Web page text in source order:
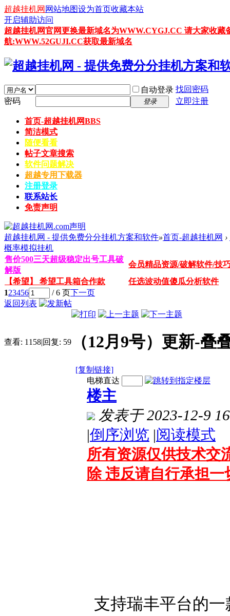
超越挂机网 网站地图设为首页收藏本站
开启辅助访问
超越挂机网官网更换最新域名为WWW.CYGJ.CC 请大家收
航:WWW.52GUJI.CC获取最新域名
自动登录 找回密码
密码
登录 立即注册
首页-超越挂机网BBS
简洁模式
随便看看
帖子文章搜索
软件问题解决
超越专用下载器
注册登录
联系站长
免责声明
超越挂机网 - 提供免费分分挂机方案和软件»首页-超越挂机网 ›
概率模拟挂机
售价500三天超级稳定出号工具破
解版
会员精品资源/破解软件/技
【希望】 希望工具箱合作款
任选波动值傻瓜分析软件
123456 / 6 页下一页
返回列表
查看: 1158|回复: 59 （12月9号）更新-
[复制链接]
电梯直达
楼主
发表于 2023-12-9
|倒序浏览 |阅读模式
所有资源仅供技术交
除 违反请自行承担
支持瑞丰平台的